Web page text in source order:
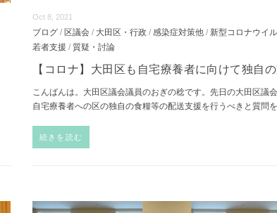
Oct 8, 2021
ブログ /区議会 / 大田区・行政 /感染症対策他 / 新型コロナウイ
若者支援 /質疑・討論
【コロナ】大田区も自宅療養者に向けて独自
こんばんは。大田区議会議員のおぎの稔です。先日の大田区議
自宅療養者への区の独自の食糧等の配送支援を行うべきと質問
続きを読む